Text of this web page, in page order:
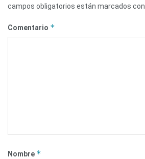
campos obligatorios están marcados con
Comentario *
Nombre *